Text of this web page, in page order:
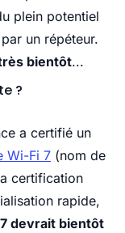
plein potentiel
un répéteur.
bientôt...
?
a certifié un
Wi-Fi 7 (nom de
certification
rapide,
devrait bientôt